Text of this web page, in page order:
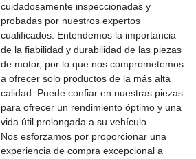
cuidadosamente inspeccionadas y
probadas por nuestros expertos
cualificados. Entendemos la importancia
de la fiabilidad y durabilidad de las piezas
de motor, por lo que nos comprometemos
a ofrecer solo productos de la más alta
calidad. Puede confiar en nuestras piezas
para ofrecer un rendimiento óptimo y una
vida útil prolongada a su vehículo.
Nos esforzamos por proporcionar una
experiencia de compra excepcional a